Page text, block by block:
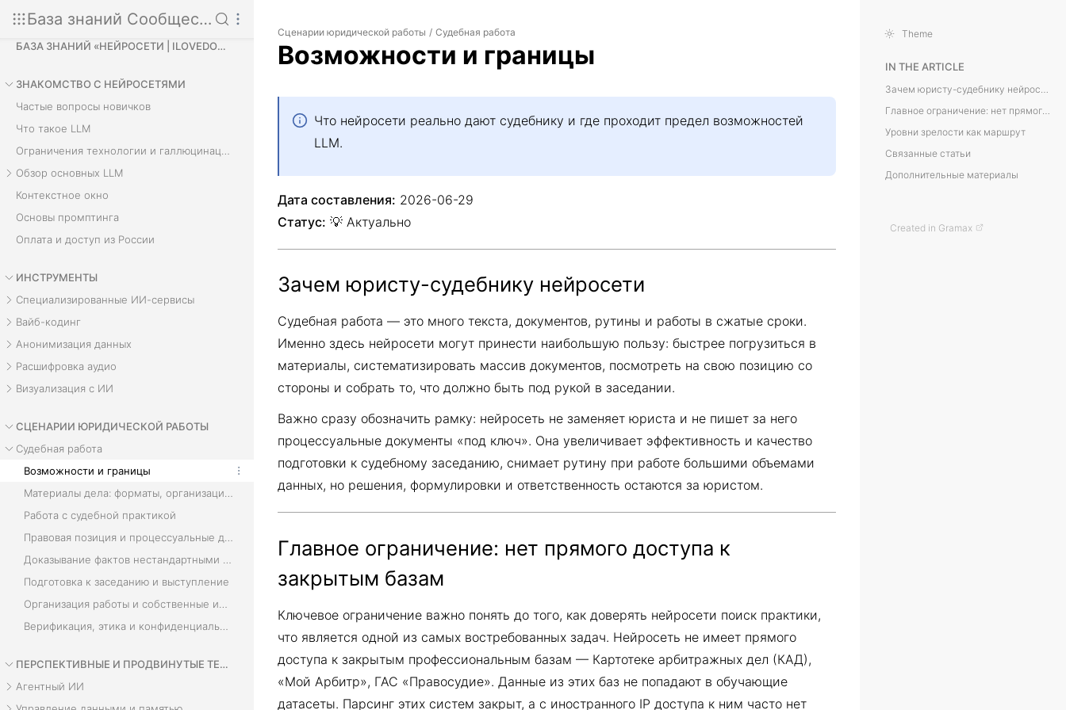
База знаний Сообщества
БАЗА ЗНАНИЙ «НЕЙРОСЕТИ | ILOVEDOCS»
ЗНАКОМСТВО С НЕЙРОСЕТЯМИ
Частые вопросы новичков
Что такое LLM
Обзор основных LLM
Контекстное окно
Основы промптинга
Оплата и доступ из России
ИНСТРУМЕНТЫ
Специализированные ИИ-сервисы
Вайб-кодинг
Анонимизация данных
Расшифровка аудио
Визуализация с ИИ
СЦЕНАРИИ ЮРИДИЧЕСКОЙ РАБОТЫ
Судебная работа
Возможности и границы
Работа с судебной практикой
Подготовка к заседанию и выступление
ПЕРСПЕКТИВНЫЕ И ПРОДВИНУТЫЕ ТЕХНОЛОГИИ
Агентный ИИ
Сценарии юридической работы / Судебная работа
Возможности и границы
Что нейросети реально дают судебнику и где проходит предел возможностей
LLM.
Дата составления: 2026-06-29
Статус: 💡 Актуально
Зачем юристу-судебнику нейросети
Судебная работа — это много текста, документов, рутины и работы в сжатые сроки.
Именно здесь нейросети могут принести наибольшую пользу: быстрее погрузиться в
материалы, систематизировать массив документов, посмотреть на свою позицию со
стороны и собрать то, что должно быть под рукой в заседании.
Важно сразу обозначить рамку: нейросеть не заменяет юриста и не пишет за него
процессуальные документы «под ключ». Она увеличивает эффективность и качество
подготовки к судебному заседанию, снимает рутину при работе большими объемами
данных, но решения, формулировки и ответственность остаются за юристом.
Главное ограничение: нет прямого доступа к
закрытым базам
Ключевое ограничение важно понять до того, как доверять нейросети поиск практики,
что является одной из самых востребованных задач. Нейросеть не имеет прямого
доступа к закрытым профессиональным базам — Картотеке арбитражных дел (КАД),
«Мой Арбитр», ГАС «Правосудие». Данные из этих баз не попадают в обучающие
датасеты. Парсинг этих систем закрыт, а с иностранного IP доступа к ним часто нет
Theme
IN THE ARTICLE
Уровни зрелости как маршрут
Связанные статьи
Дополнительные материалы
Created in Gramax